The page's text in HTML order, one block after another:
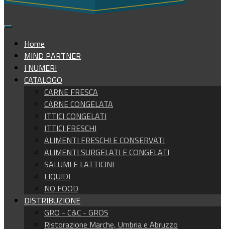
Home
MIND PARTNER
I NUMERI
CATALOGO
CARNE FRESCA
CARNE CONGELATA
ITTICI CONGELATI
ITTICI FRESCHI
ALIMENTI FRESCHI E CONSERVATI
ALIMENTI SURGELATI E CONGELATI
SALUMI E LATTICINI
LIQUIDI
NO FOOD
DISTRIBUZIONE
GRO - C&C - GROS
Ristorazione Marche, Umbria e Abruzzo